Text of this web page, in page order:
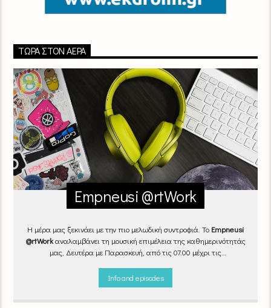
ΤΏΡΑ ΣΤΟΝ ΑΈΡΑ
Empneusi @rtWork
Η μέρα μας ξεκινάει με την πιο μελωδική συντροφιά. Το Empneusi
@rtWorkαναλαμβάνει τη μουσική επιμέλεια της καθημερινότητάς
μας, Δευτέρα με Παρασκευή, από τις 07.00 μέχρι τις
εναλλάσσονται αρμονικά, θυμίζοντάς μας πως δουλειά και
Καθημερινά(Δευτέρα-Παρασκευή)
Info and episodes